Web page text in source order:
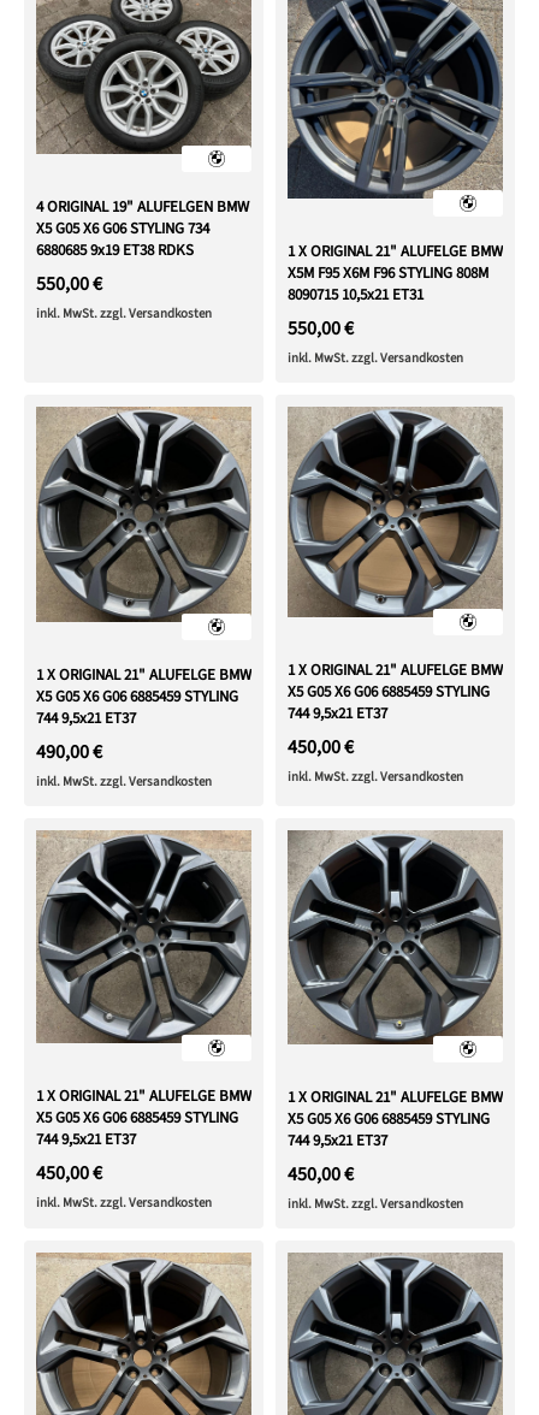
4 ORIGINAL 19" ALUFELGEN BMW
X5 G05 X6 G06 STYLING 734
6880685 9x19 ET38 RDKS
550,00 €
inkl. MwSt. zzgl. Versandkosten
1 X ORIGINAL 21" ALUFELGE BMW
X5M F95 X6M F96 STYLING 808M
8090715 10,5x21 ET31
550,00 €
inkl. MwSt. zzgl. Versandkosten
1 X ORIGINAL 21" ALUFELGE BMW
X5 G05 X6 G06 6885459 STYLING
744 9,5x21 ET37
490,00 €
inkl. MwSt. zzgl. Versandkosten
1 X ORIGINAL 21" ALUFELGE BMW
X5 G05 X6 G06 6885459 STYLING
744 9,5x21 ET37
450,00 €
inkl. MwSt. zzgl. Versandkosten
1 X ORIGINAL 21" ALUFELGE BMW
X5 G05 X6 G06 6885459 STYLING
744 9,5x21 ET37
450,00 €
inkl. MwSt. zzgl. Versandkosten
1 X ORIGINAL 21" ALUFELGE BMW
X5 G05 X6 G06 6885459 STYLING
744 9,5x21 ET37
450,00 €
inkl. MwSt. zzgl. Versandkosten